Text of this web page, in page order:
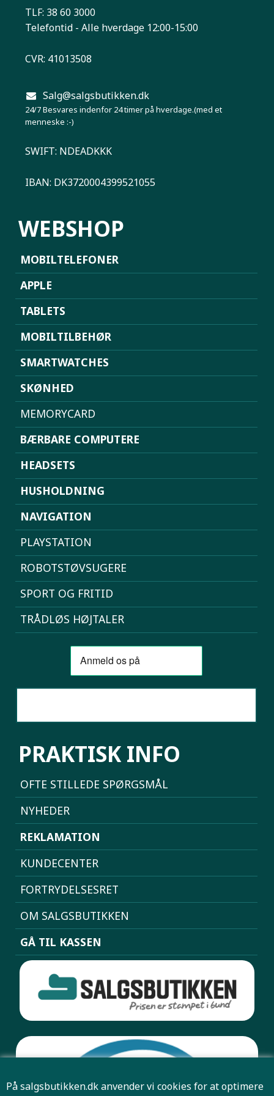
På salgsbutikken.dk anvender vi cookies for at optimere
TLF: 38 60 3000
Telefontid - Alle hverdage 12:00-15:00
CVR: 41013508
Salg@salgsbutikken.dk
24/7 Besvares indenfor 24 timer på hverdage.(med et
menneske :-)
SWIFT: NDEADKKK
IBAN: DK3720004399521055
WEBSHOP
MOBILTELEFONER
APPLE
TABLETS
MOBILTILBEHØR
SMARTWATCHES
SKØNHED
MEMORYCARD
BÆRBARE COMPUTERE
HEADSETS
HUSHOLDNING
NAVIGATION
PLAYSTATION
ROBOTSTØVSUGERE
SPORT OG FRITID
TRÅDLØS HØJTALER
PRAKTISK INFO
OFTE STILLEDE SPØRGSMÅL
NYHEDER
REKLAMATION
KUNDECENTER
FORTRYDELSESRET
OM SALGSBUTIKKEN
GÅ TIL KASSEN